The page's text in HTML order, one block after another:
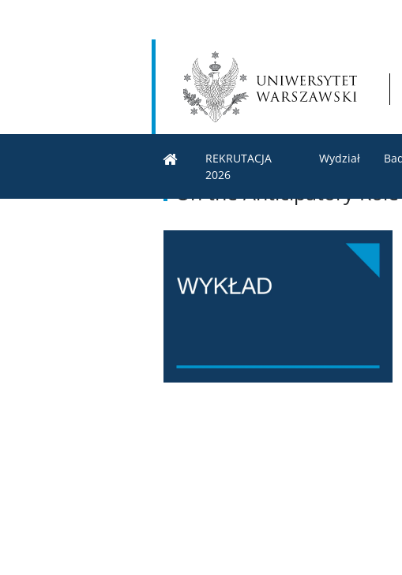
REKRUTACJA
2026
Wydział
On the Anticipatory